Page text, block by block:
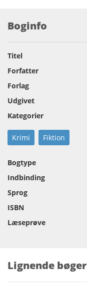
Boginfo
Titel
Forfatter
Forlag
Udgivet
Kategorier
Krimi Fiktion
Bogtype
Indbinding
Sprog
ISBN
Læseprøve
Lignende bøger